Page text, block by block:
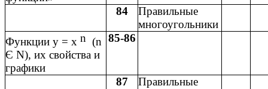
84
Правильные
многоугольники
Функции y = x n (n
Є N), их свойства и
графики
85-86
87
Правильные